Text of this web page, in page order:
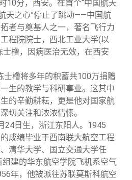
10分，西安。在首个“中国航天
天之心”停止了跳动——中国航
者与奠基人之一，著名飞行力
程院院士，西北工业大学(以
橹，因病医治无效，在西安
士橹将多年的积蓄共100万捐赠
生的教学与科研事业。这其中
的辛勤耕耘，更是他对国家航
切关注和浓浓情愫。
24日生，浙江东阳人。1945
成绩毕业于西南联大航空工程
清华大学、国立交通大学任
建的华东航空学院飞机系空气
年，他被派往苏联莫斯科航空